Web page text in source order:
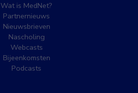
Wat is MedNet?
Partnernieuws
Nieuwsbrieven
Nascholing
Webcasts
Bijeenkomsten
Podcasts